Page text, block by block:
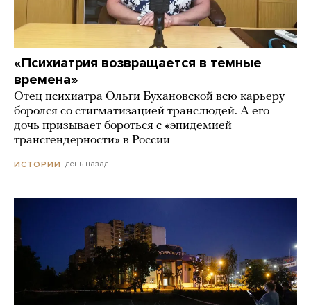
«Психиатрия возвращается в темные
времена»
Отец психиатра Ольги Бухановской всю карьеру
боролся со стигматизацией транслюдей. А его
дочь призывает бороться с «эпидемией
трансгендерности» в России
ИСТОРИИ день назад